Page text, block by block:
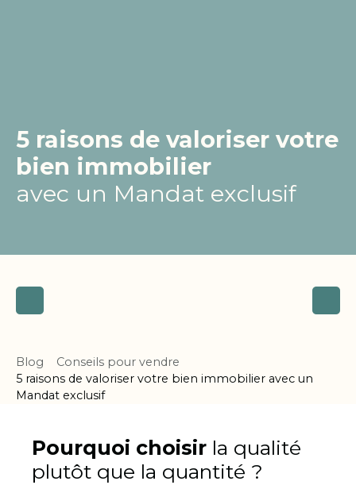
5 raisons de valoriser votre
bien immobilier
avec un Mandat exclusif
Blog
Conseils pour vendre
5 raisons de valoriser votre bien immobilier avec un
Mandat exclusif
Pourquoi choisir la qualité
plutôt que la quantité ?